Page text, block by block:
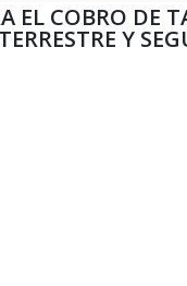
COBRO DE
Y